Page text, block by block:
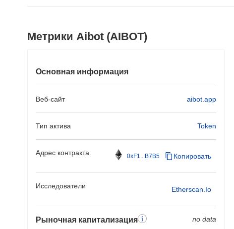
Метрики Aibot (AIBOT)
Основная информация
Веб-сайт aibot.app
Тип актива Token
Адрес контракта 0xF1...B7B5 Копировать
Исследователи Etherscan.io
Рыночная капитализация no data